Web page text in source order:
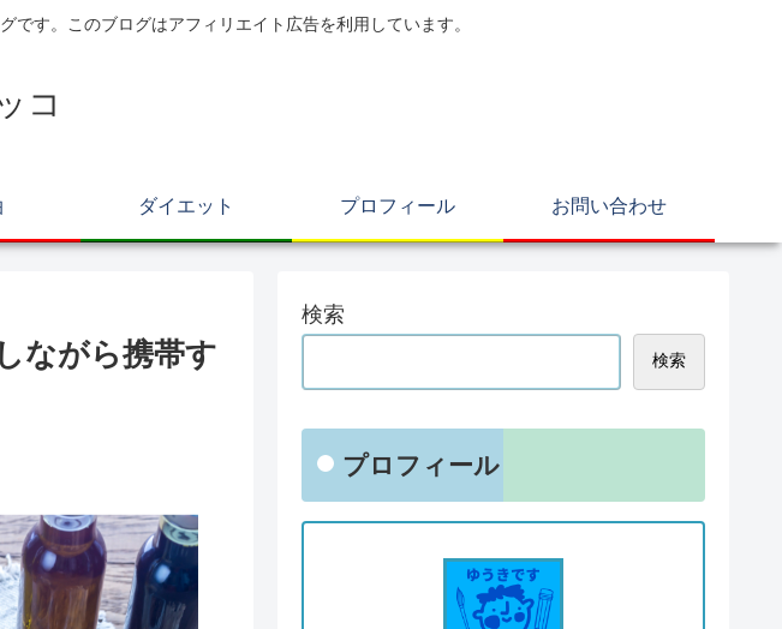
す。このブログはアフィリエイト広告を利用しています。
コ
ダイエット プロフィール お問い合わせ
ながら携帯す
検索
検索
プロフィール